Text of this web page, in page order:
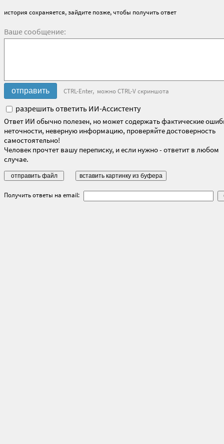
история сохраняется, зайдите позже, чтобы получить ответ
Ваше сообщение:
CTRL-Enter, можно CTRL-V скриншота
разрешить ответить ИИ-Ассистенту
Ответ ИИ обычно полезен, но может содержать фактические
неточности, неверную информацию, проверяйте достоверность
самостоятельно!
Человек прочтет вашу переписку, и если нужно - ответит в любом
случае.
Получить ответы на email: